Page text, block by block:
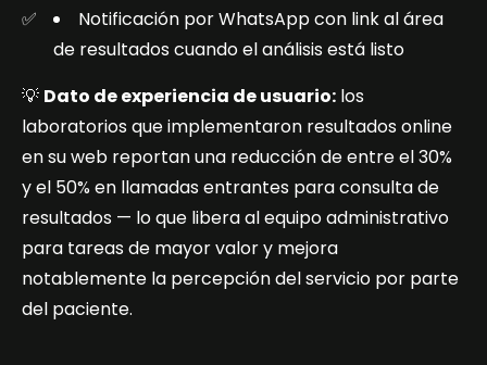
Notificación por WhatsApp con link al área
de resultados cuando el análisis está listo
💡 Dato de experiencia de usuario: los
laboratorios que implementaron resultados online
en su web reportan una reducción de entre el 30%
y el 50% en llamadas entrantes para consulta de
resultados — lo que libera al equipo administrativo
para tareas de mayor valor y mejora
notablemente la percepción del servicio por parte
del paciente.